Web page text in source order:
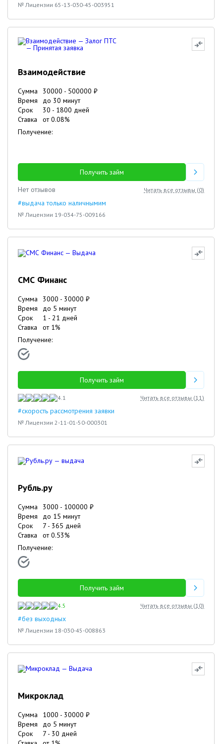
№ Лицензии 65-13-030-45-003951
Взаимодействие
Сумма 30000 - 500000 ₽
Время
до 30 минут
Срок
30 - 1800 дней
Ставка
от0.08%
Получение:
Получить займ
Нет отзывов
Читать все отзывы (0)
#выдача только наличнымим
№ Лицензии 19-034-75-009166
СМС Финанс
Сумма 3000 - 30000 ₽
Время
до 5 минут
Срок
1 - 21 дней
Ставка
от 1%
Получение:
Получить займ
4.1 Читать все отзывы (11)
#скорость рассмотрения заявки
№ Лицензии 2-11-01-50-000301
Рубль.ру
Сумма 3000 - 100000 ₽
Время
до 15 минут
Срок
7 - 365 дней
Ставка
от0.53%
Получение:
Получить займ
4.5 Читать все отзывы (10)
#без выходных
№ Лицензии 18-030-45-008863
Микроклад
Сумма 1000 - 30000 ₽
Время
до 5 минут
Срок
7 - 30 дней